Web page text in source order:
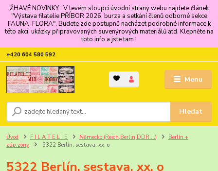
ŽHAVÉ NOVINKY : V levém sloupci úvodní strany webu najdete článek
"Výstava filatelie PŘÍBOR 2026, burza a setkání členů odborné sekce
FAUNA-FLORA". Budete zde postupně nacházet podrobné informace k
této akci, ukázky připravovaných suvenýrových materiálů atd. Klepněte na
toto info a jste tam !
Menu
Hledat
+420 604 580 592
Úvod F I L A T E L I E Německo (Reich,Berlin,DDR....)
Berlín +
záp.zóny
5322 Berlín, sestava, xx, o
5322 Berlín, sestava, xx, o